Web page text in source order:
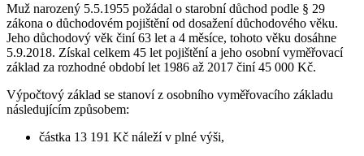
Muž narozený 5.5.1955 požádal o starobní důchod podle § 29
zákona o důchodovém pojištění od dosažení důchodového věku.
Jeho důchodový věk činí 63 let a 4 měsíce, tohoto věku dosáhne
5.9.2018. Získal celkem 45 let pojištění a jeho osobní vyměřovací
základ za rozhodné období let 1986 až 2017 činí 45 000 Kč.
Výpočtový základ se stanoví z osobního vyměřovacího základu
následujícím způsobem:
částka 13 191 Kč náleží v plné výši,